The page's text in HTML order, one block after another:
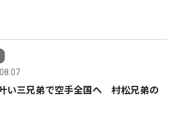
い三兄弟で空手全国へ 村松兄弟の